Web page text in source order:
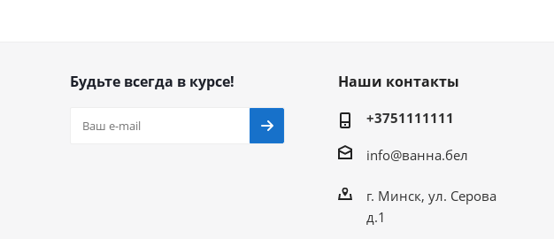
Будьте всегда в курсе! Наши контакты
+3751111111
info@ванна.бел
г. Минск, ул. Серова
д.1